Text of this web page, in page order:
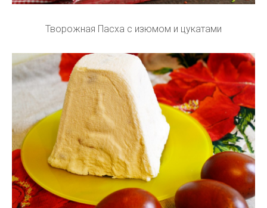
Творожная Пасха с изюмом и цукатами